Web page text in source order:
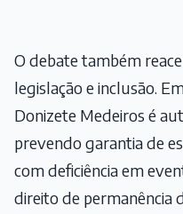
O debate também
legislação e inclusão.
Donizete Medeiros é
prevendo garantia de
com deficiência em
direito de permanência